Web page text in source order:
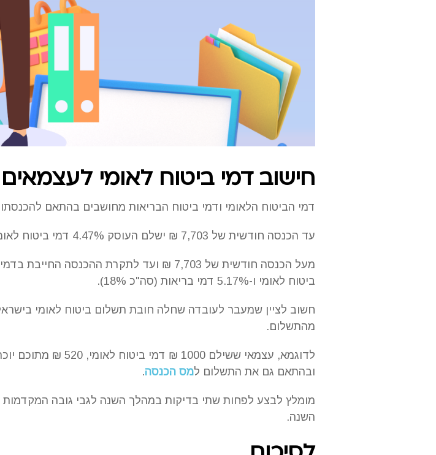
חישוב דמי ביטוח לאומי לעצמאים
דמי הביטוח הלאומי ודמי ביטוח הבריאות מחושבים בהתאם
עד הכנסה חודשית של 7,703 ₪ ישלם העוסק 4.47% דמי ביטוח לאומי ו־3.23% דמי בריאות (סה"כ 7.7%).
ביטוח לאומי ו-5.17% דמי בריאות (סה"כ 18%).
חשוב לציין שמעבר לעובדה שחלה חובת תשלום ביטוח לאומי
מהתשלום.
לדוגמא, עצמאי
ובהתאם גם את התשלום למס הכנסה.
מומלץ לבצע לפחות שתי בדיקות במהלך השנה לגבי גובה
השנה.